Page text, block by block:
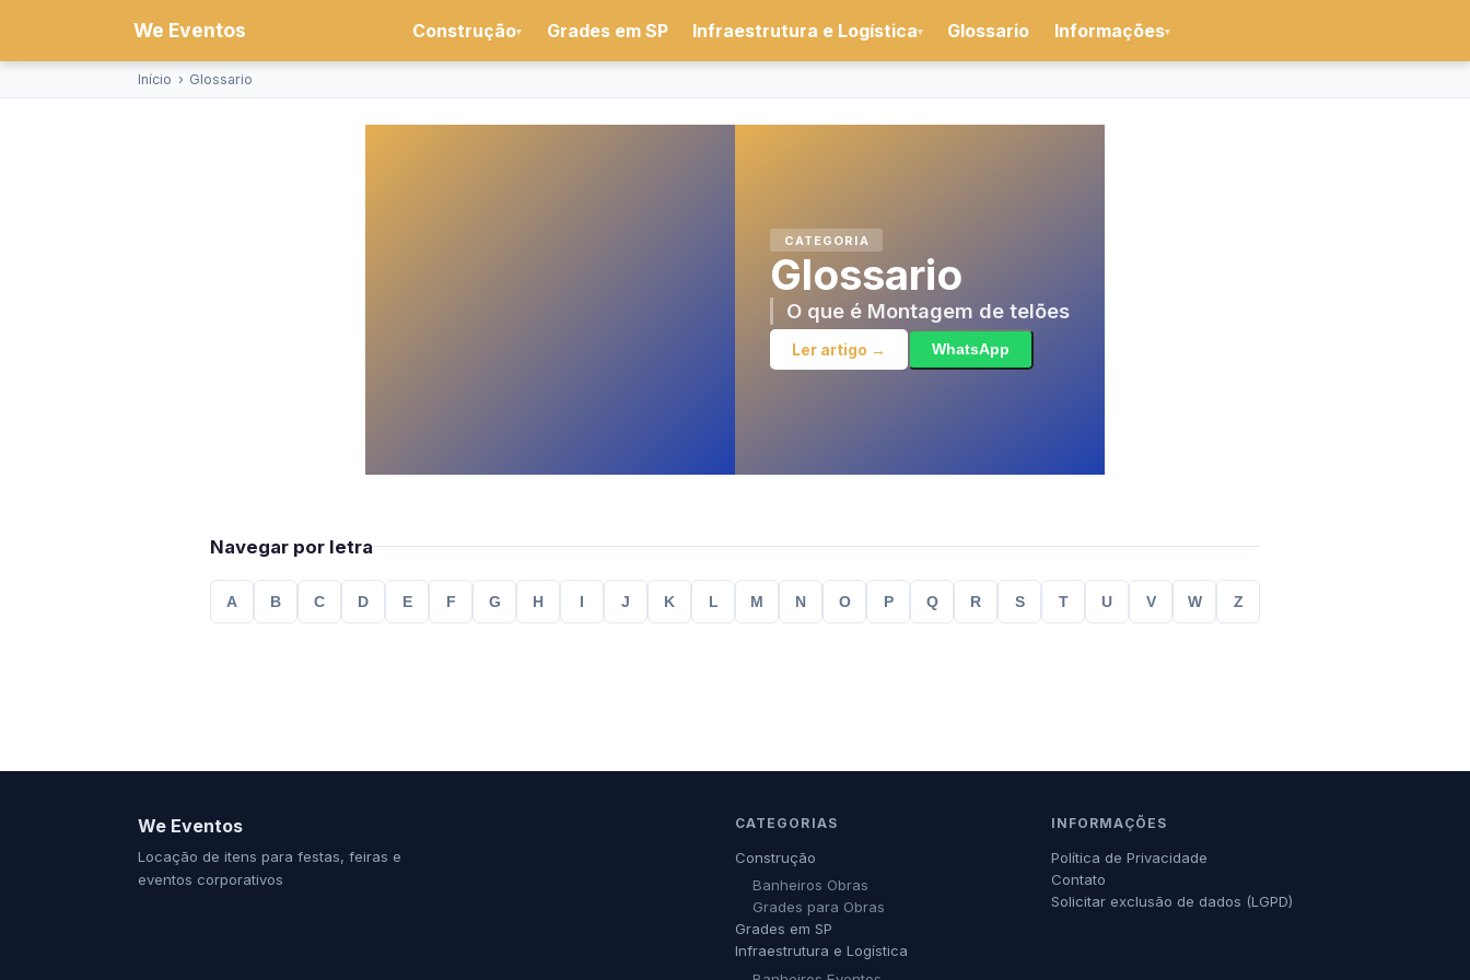
We Eventos Construção▾ Grades em SP Infraestrutura e Logística▾ Glossario Informações▾
Início › Glossario
CATEGORIA
Glossario
O que é Montagem de telões
Ler artigo → WhatsApp
Navegar por letra
A B C D E F G H I J K L M N O P Q R S T U V W Z
We Eventos
Locação de itens para festas, feiras e
eventos corporativos
CATEGORIAS
Construção
Banheiros Obras
Grades para Obras
Grades em SP
Infraestrutura e Logística
INFORMAÇÕES
Política de Privacidade
Contato
Solicitar exclusão de dados (LGPD)